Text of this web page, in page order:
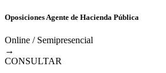
Oposiciones Agente de Hacienda Pública
Online / Semipresencial
→
CONSULTAR